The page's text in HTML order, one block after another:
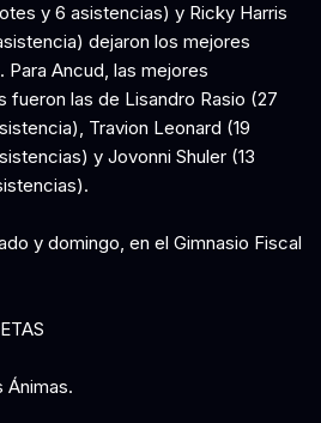
y 6 asistencias) y Ricky Harris
dejaron los mejores
Para Ancud, las mejores
fueron las de Lisandro Rasio (27
Travion Leonard (19
y Jovonni Shuler (13
y domingo, en el Gimnasio Fiscal
Ánimas.